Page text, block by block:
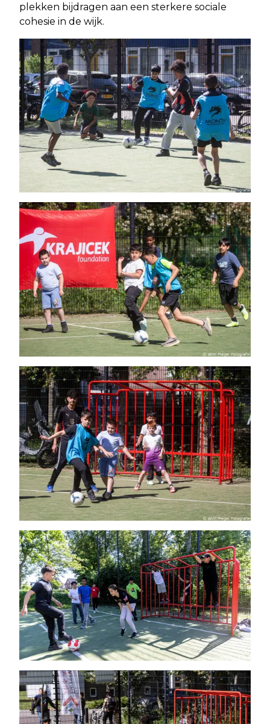
plekken bijdragen aan een sterkere sociale
cohesie in de wijk.